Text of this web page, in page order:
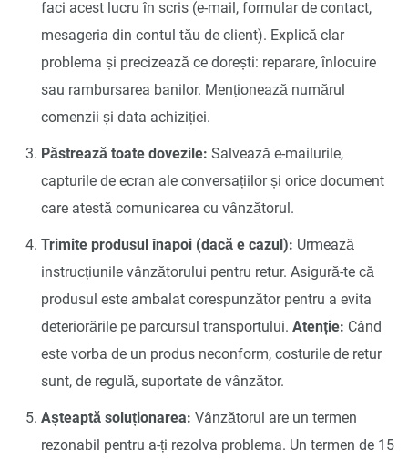
faci acest lucru în scris (e-mail, formular de contact,
mesageria din contul tău de client). Explică clar
problema și precizează ce dorești: reparare, înlocuire
sau rambursarea banilor. Menționează numărul
comenzii și data achiziției.
Păstrează toate dovezile: Salvează e-mailurile,
capturile de ecran ale conversațiilor și orice document
care atestă comunicarea cu vânzătorul.
Trimite produsul înapoi (dacă e cazul): Urmează
instrucțiunile vânzătorului pentru retur. Asigură-te că
produsul este ambalat corespunzător pentru a evita
deteriorările pe parcursul transportului. Atenție: Când
este vorba de un produs neconform, costurile de retur
sunt, de regulă, suportate de vânzător.
Așteaptă soluționarea: Vânzătorul are un termen
rezonabil pentru a-ți rezolva problema. Un termen de 15